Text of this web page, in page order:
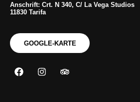
Anschrift: Crt. N 340, C/ La Vega Studios
11830 Tarifa
GOOGLE-KARTE